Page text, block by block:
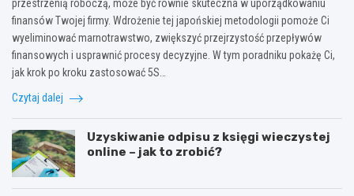
przestrzenią roboczą, może być równie skuteczna w uporządkowaniu
finansów Twojej firmy. Wdrożenie tej japońskiej metodologii pomoże Ci
wyeliminować marnotrawstwo, zwiększyć przejrzystość przepływów
finansowych i usprawnić procesy decyzyjne. W tym poradniku pokażę Ci,
jak krok po kroku zastosować 5S…
Czytaj dalej
Uzyskiwanie odpisu z księgi wieczystej
online – jak to zrobić?